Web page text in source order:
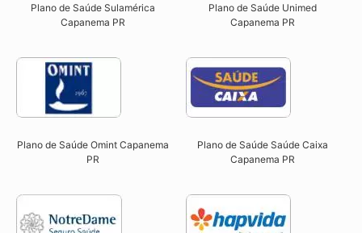
Plano de Saúde Sulamérica
Capanema PR
Plano de Saúde Unimed
Capanema PR
Plano de Saúde Omint Capanema
PR​
Plano de Saúde Saúde Caixa
Capanema PR​